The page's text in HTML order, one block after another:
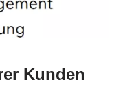
Kunden